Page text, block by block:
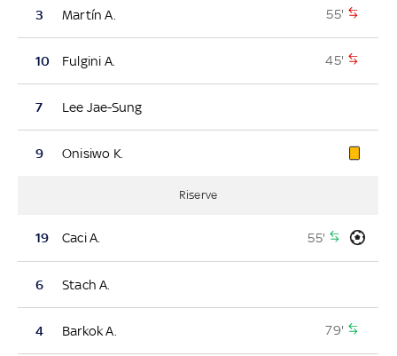
3 Martín A. 55'
10 Fulgini A. 45'
7 Lee Jae-Sung
9 Onisiwo K.
Riserve
19 Caci A. 55'
6 Stach A.
4 Barkok A. 79'